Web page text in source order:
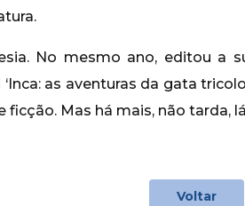
No mesmo ano, editou a
as aventuras da gata
Mas há mais, não tarda,
Voltar